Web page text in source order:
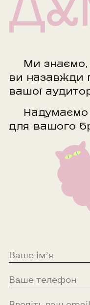
Ми знаємо,
ви назавжди
вашої
Надумаємо
для вашого